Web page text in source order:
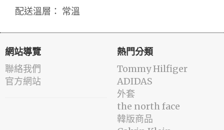
配送溫層： 常溫
網站導覽
聯絡我們
官方網站
熱門分類
Tommy Hilfiger
ADIDAS
外套
the north face
韓版商品